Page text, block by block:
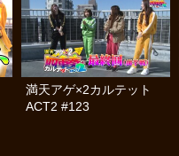
満天アゲ×2カルテット
ACT2 #123